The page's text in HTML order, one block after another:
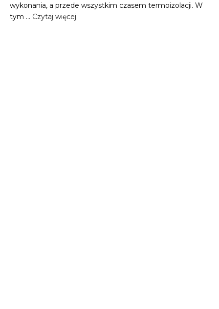
wykonania, a przede wszystkim czasem termoizolacji. W
tym … Czytaj więcej.